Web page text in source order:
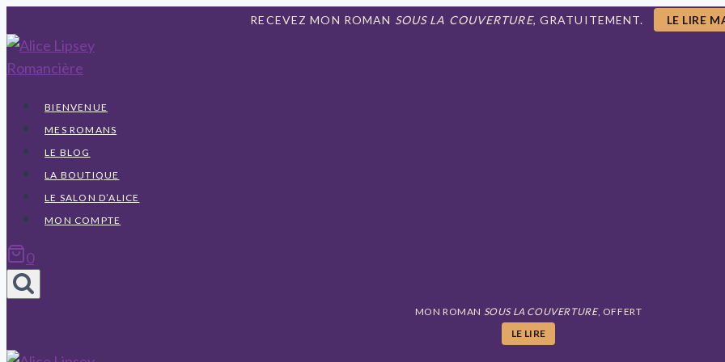
au
contenu
RECEVEZ MON ROMAN SOUS LA COUVERTURE, GRATUITEMENT. LE LIRE
BIENVENUE
MES ROMANS
LE BLOG
LA BOUTIQUE
LE SALON D’ALICE
MON COMPTE
0
MON ROMAN SOUS LA COUVERTURE, OFFERT
LE LIRE